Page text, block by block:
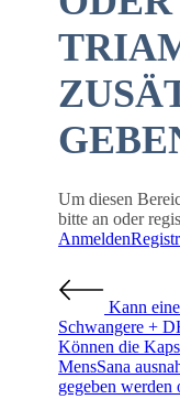
Um diesen
bitte an oder
Anmelden
Kann
Schwangere +
Können die
MensSana
gegeben werden